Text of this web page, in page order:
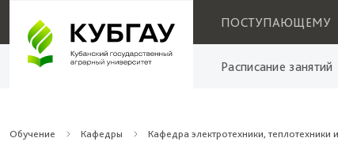
ПОСТУПАЮЩЕМУ
Расписание занятий
Обучение Кафедры Кафедра электротехники,